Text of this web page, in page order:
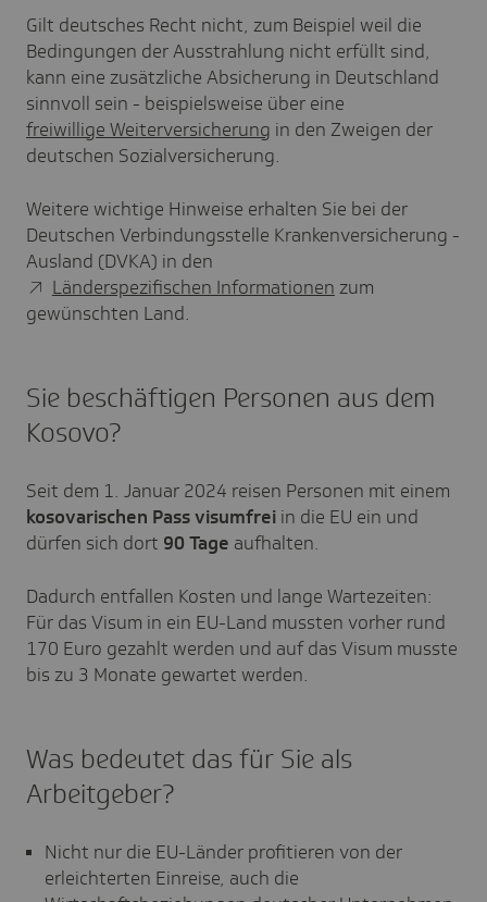
Gilt deutsches Recht nicht, zum Beispiel weil die
Bedingungen der Ausstrahlung nicht erfüllt sind,
kann eine zusätzliche Absicherung in Deutschland
sinnvoll sein - beispielsweise über eine
freiwillige Weiterversicherung in den Zweigen der
deutschen Sozialversicherung.
Weitere wichtige Hinweise erhalten Sie bei der
Deutschen Verbindungsstelle Krankenversicherung -
Ausland (DVKA) in den
Länderspezifischen Informationen zum
gewünschten Land.
Sie beschäftigen Personen aus dem
Kosovo?
Seit dem 1. Januar 2024 reisen Personen mit einem
kosovarischen Passvisumfrei in die EU ein und
dürfen sich dort 90 Tage aufhalten.
Dadurch entfallen Kosten und lange Wartezeiten:
Für das Visum in ein EU-Land mussten vorher rund
170 Euro gezahlt werden und auf das Visum musste
bis zu 3 Monate gewartet werden.
Was bedeutet das für Sie als
Arbeitgeber?
Nicht nur die EU-Länder profitieren von der
erleichterten Einreise, auch die